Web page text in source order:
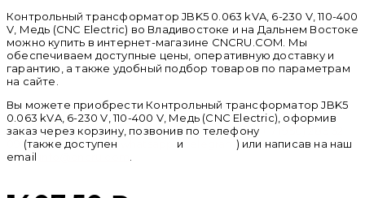
Контрольный трансформатор JBK5 0.063 kVA, 6-230 V, 110-400
V, Медь (CNC Electric) во Владивостоке и на Дальнем Востоке
можно купить в интернет-магазине CNCRU.COM. Мы
обеспечиваем доступные цены, оперативную доставку и
гарантию, а также удобный подбор товаров по параметрам
на сайте.
Вы можете приобрести Контрольный трансформатор JBK5
0.063 kVA, 6-230 V, 110-400 V, Медь (CNC Electric), оформив
заказ через корзину, позвонив по телефону
(также доступен и
) или написав на наш
email